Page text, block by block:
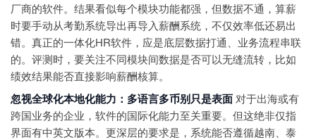
厂商的软件。结果看似每个模块功能都强，但数据不通，算薪
时要手动从考勤系统导出再导入薪酬系统，不仅效率低还易出
错。真正的一体化HR软件，应是底层数据打通、业务流程串联
的。评测时，要关注不同模块间数据是否可以无缝流转，比如
绩效结果能否直接影响薪酬核算。
忽视全球化本地化能力：多语言多币别只是表面 对于出海或有
跨国业务的企业，软件的国际化能力至关重要。但这绝非仅指
界面有中英文版本。更深层的要求是，系统能否遵循越南、泰